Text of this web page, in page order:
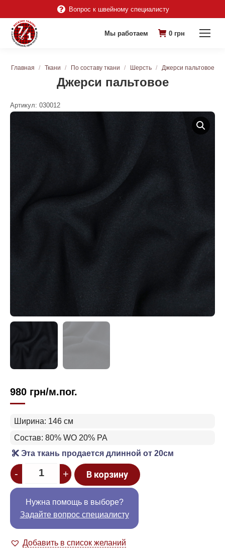
Вопрос к швейному специалисту
Мы работаем 0 грн
Джерси пальтовое
Вы здесь:
Главная Ткани По составу ткани Шерсть Джерси пальтовое
Артикул: 030012
980 грн/м.пог.
Ширина: 146 см
Состав: 80% WO 20% PA
Эта ткань продается длинной от 20см
Quantity
- + В корзину
Нужна помощь в выборе?
Задайте вопрос специалисту
Добавить в список желаний